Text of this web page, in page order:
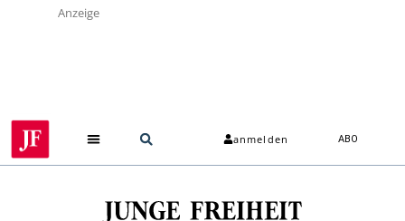
Anzeige
anmelden ABO